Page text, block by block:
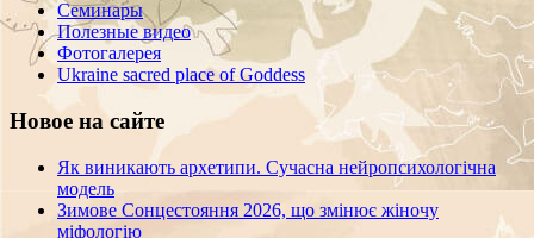
Семинары
Полезные видео
Фотогалерея
Ukraine sacred place of Goddess
Новое на сайте
Як виникають архетипи. Сучасна нейропсихологічна
модель
Зимове Сонцестояння 2026, що змінює жіночу
міфологію